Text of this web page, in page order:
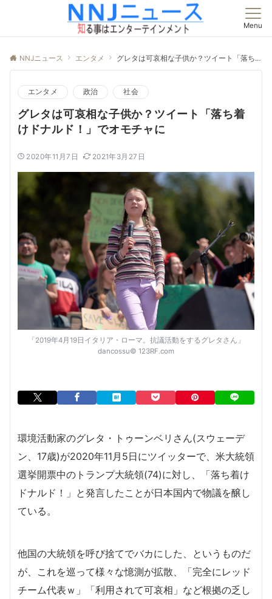
Menu
NNJニュース エンタメ グレタは可哀相な子供か？ツイート「落ち着けドナルド！」でオモチャに
エンタメ 政治 社会
グレタは可哀相な子供か？ツイート「落ち着
けドナルド！」でオモチャに
2020年11月7日 2021年3月27日
「2019年4月19日イタリア・ローマ。抗議活動をするグレタさん」
dancossu© 123RF.com
環境活動家のグレタ・トゥーンベリさん(スウェーデ
ン、17歳)が2020年11月5日にツイッターで、米大統領
選挙開票中のトランプ大統領(74)に対し、「落ち着け
ドナルド！」と発言したことが日本国内で物議を醸し
ている。
他国の大統領を呼び捨てでバカにした、というものだ
が、これを巡って様々な憶測が拡散、「完全にレッド
チーム代表ｗ」「利用されて可哀相」など根拠の乏し